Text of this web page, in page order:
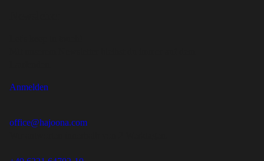
Anmelden
office@hajoona.com